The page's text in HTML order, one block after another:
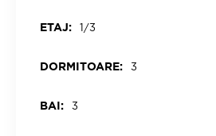
ETAJ: 1/3
DORMITOARE: 3
BAI: 3